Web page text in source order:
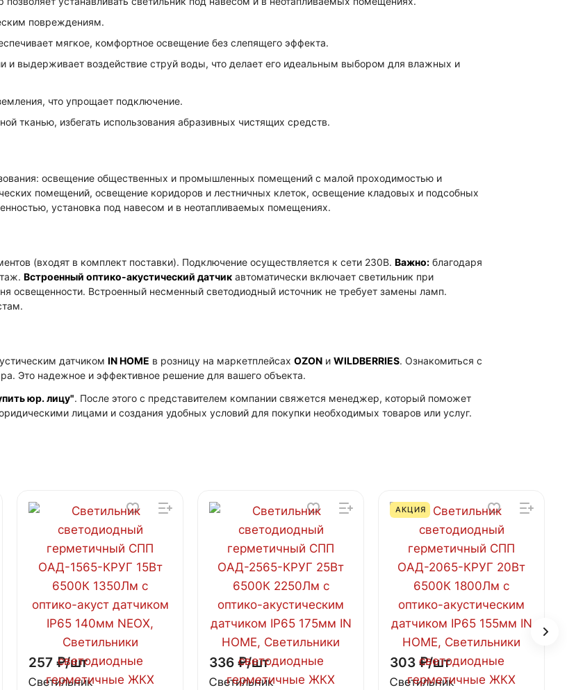
повреждениям.
мягкое, комфортное освещение без слепящего эффекта.
и выдерживает воздействие струй воды, что делает его идеальным выбором для влажных и
что упрощает подключение.
тканью, избегать использования абразивных чистящих средств.
освещение общественных и промышленных помещений с малой проходимостью и
помещений, освещение коридоров и лестничных клеток, освещение кладовых и подсобных
установка под навесом и в неотапливаемых помещениях.
(входят в комплект поставки). Подключение осуществляется к сети 230В. Важно: благодаря
Встроенный оптико-акустический датчик автоматически включает светильник при
освещенности. Встроенный несменный светодиодный источник не требует замены ламп.
датчиком IN HOME в розницу на маркетплейсах OZON и WILDBERRIES. Ознакомиться с
Это надежное и эффективное решение для вашего объекта.
юр. лицу". После этого с представителем компании свяжется менеджер, который поможет
лицами и создания удобных условий для покупки необходимых товаров или услуг.
257 ₽/шт
Светильник
336 ₽/шт
Светильник
АКЦИЯ
303 ₽/шт
Светильник